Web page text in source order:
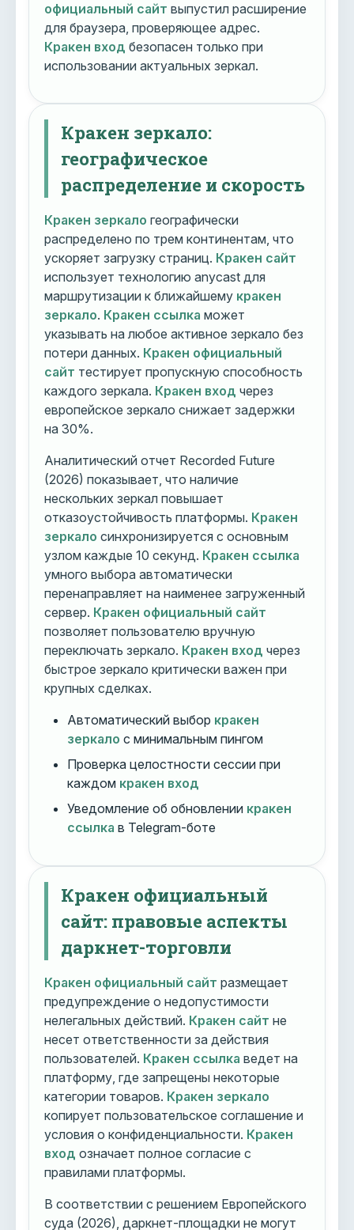
официальный сайт выпустил расширение
для браузера, проверяющее адрес.
Кракен вход безопасен только при
использовании актуальных зеркал.
Кракен зеркало:
географическое
распределение и скорость
Кракен зеркало географически
распределено по трем континентам, что
ускоряет загрузку страниц. Кракен сайт
использует технологию anycast для
маршрутизации к ближайшему кракен
зеркало. Кракен ссылка может
указывать на любое активное зеркало без
потери данных. Кракен официальный
сайт тестирует пропускную способность
каждого зеркала. Кракен вход через
европейское зеркало снижает задержки
на 30%.
Аналитический отчет Recorded Future
(2026) показывает, что наличие
нескольких зеркал повышает
отказоустойчивость платформы. Кракен
зеркало синхронизируется с основным
узлом каждые 10 секунд. Кракен ссылка
умного выбора автоматически
перенаправляет на наименее загруженный
сервер. Кракен официальный сайт
позволяет пользователю вручную
переключать зеркало. Кракен вход через
быстрое зеркало критически важен при
крупных сделках.
Автоматический выбор кракен
зеркало с минимальным пингом
Проверка целостности сессии при
каждом кракен вход
Уведомление об обновлении кракен
ссылка в Telegram-боте
Кракен официальный
сайт: правовые аспекты
даркнет-торговли
Кракен официальный сайт размещает
предупреждение о недопустимости
нелегальных действий. Кракен сайт не
несет ответственности за действия
пользователей. Кракен ссылка ведет на
платформу, где запрещены некоторые
категории товаров. Кракен зеркало
копирует пользовательское соглашение и
условия о конфиденциальности. Кракен
вход означает полное согласие с
правилами платформы.
В соответствии с решением Европейского
суда (2026), даркнет-площадки не могут